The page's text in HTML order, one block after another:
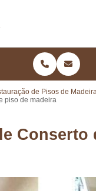
de Pisos de
piso de madeira
Conserto